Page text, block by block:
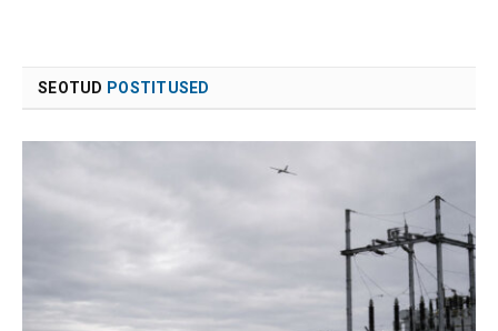
SEOTUD POSTITUSED